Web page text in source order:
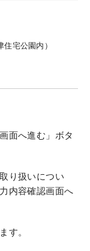
宅公園内）
面へ進む」ボタ
り扱いについ
内容確認画面へ
す。